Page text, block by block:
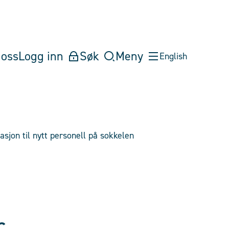
Logg inn Søk Meny English
til nytt personell på sokkelen